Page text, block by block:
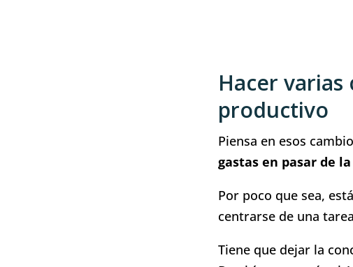
Hacer varias
productivo
Piensa en esos
gastas en pasar de
Por poco que sea,
centrarse de una
Tiene que dejar la